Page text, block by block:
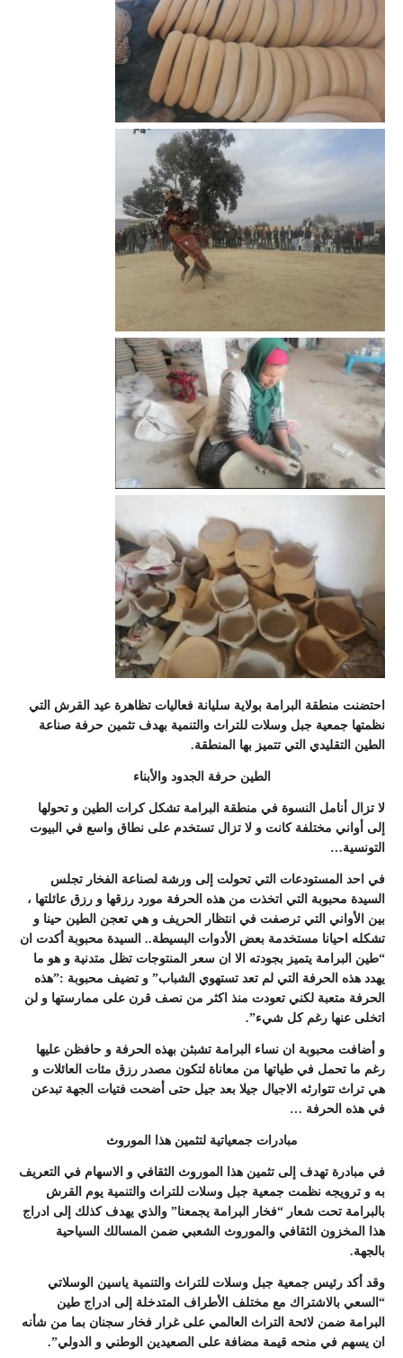
احتضنت منطقة البرامة بولاية سليانة فعاليات تظاهرة عيد القرش التي
نظمتها جمعية جبل وسلات للتراث والتنمية بهدف تثمين حرفة صناعة
الطين التقليدي التي تتميز بها المنطقة.
الطين حرفة الجدود والأبناء
لا تزال أنامل النسوة في منطقة البرامة تشكل كرات الطين و تحولها
إلى أواني مختلفة كانت و لا تزال تستخدم على نطاق واسع في البيوت
التونسية…
في احد المستودعات التي تحولت إلى ورشة لصناعة الفخار تجلس
السيدة محبوبة التي اتخذت من هذه الحرفة مورد رزقها و رزق عائلتها ،
بين الأواني التي ترصفت في انتظار الحريف و هي تعجن الطين حينا و
تشكله احيانا مستخدمة بعض الأدوات البسيطة.. السيدة محبوبة أكدت ان
“طين البرامة يتميز بجودته الا ان سعر المنتوجات تظل متدنية و هو ما
يهدد هذه الحرفة التي لم تعد تستهوي الشباب” و تضيف محبوبة :”هذه
الحرفة متعبة لكني تعودت منذ اكثر من نصف قرن على ممارستها و لن
اتخلى عنها رغم كل شيء”.
و أضافت محبوبة ان نساء البرامة تشبثن بهذه الحرفة و حافظن عليها
رغم ما تحمل في طياتها من معاناة لتكون مصدر رزق مئات العائلات و
هي تراث تتوارثه الاجيال جيلا بعد جيل حتى أضحت فتيات الجهة تبدعن
في هذه الحرفة …
مبادرات جمعياتية لتثمين هذا الموروث
في مبادرة تهدف إلى تثمين هذا الموروث الثقافي و الاسهام في التعريف
به و ترويجه نظمت جمعية جبل وسلات للتراث والتنمية يوم القرش
بالبرامة تحت شعار “فخار البرامة يجمعنا” والذي يهدف كذلك إلى ادراج
هذا المخزون الثقافي والموروث الشعبي ضمن المسالك السياحية
بالجهة.
وقد أكد رئيس جمعية جبل وسلات للتراث والتنمية ياسين الوسلاتي
“السعي بالاشتراك مع مختلف الأطراف المتدخلة إلى ادراج طين
البرامة ضمن لائحة التراث العالمي على غرار فخار سجنان بما من شأنه
ان يسهم في منحه قيمة مضافة على الصعيدين الوطني و الدولي”.